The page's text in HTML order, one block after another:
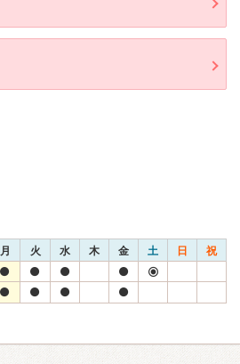
月 火 水 木 金 土 日 祝